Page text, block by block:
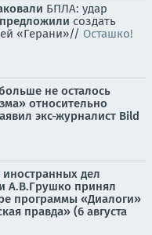
БПЛА: удар
предложили создать
«Герани»// Осташко!
не осталось
относительно
экс-журналист Bild
иностранных дел
А.В.Грушко принял
программы «Диалоги»
правда» (6 августа